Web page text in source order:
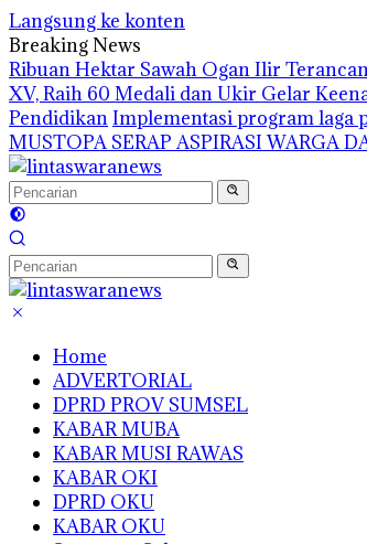
Langsung ke konten
Breaking News
Ribuan Hektar Sawah Ogan Ilir
XV, Raih 60 Medali dan Ukir Gelar
PendidikanImplementasi program laga
MUSTOPA SERAP ASPIRASI WARGA
Home
ADVERTORIAL
DPRD PROV SUMSEL
KABAR MUBA
KABAR MUSI RAWAS
KABAR OKI
DPRD OKU
KABAR OKU